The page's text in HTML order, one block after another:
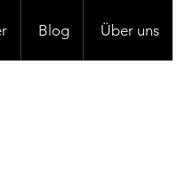
Blog Über uns